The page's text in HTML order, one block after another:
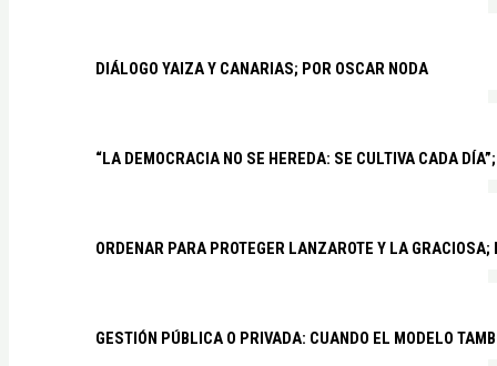
DIÁLOGO YAIZA Y CANARIAS; POR OSCAR NODA
“LA DEMOCRACIA NO SE HEREDA: SE CULTIVA CADA
ORDENAR PARA PROTEGER LANZAROTE Y LA
GESTIÓN PÚBLICA O PRIVADA: CUANDO EL MODELO